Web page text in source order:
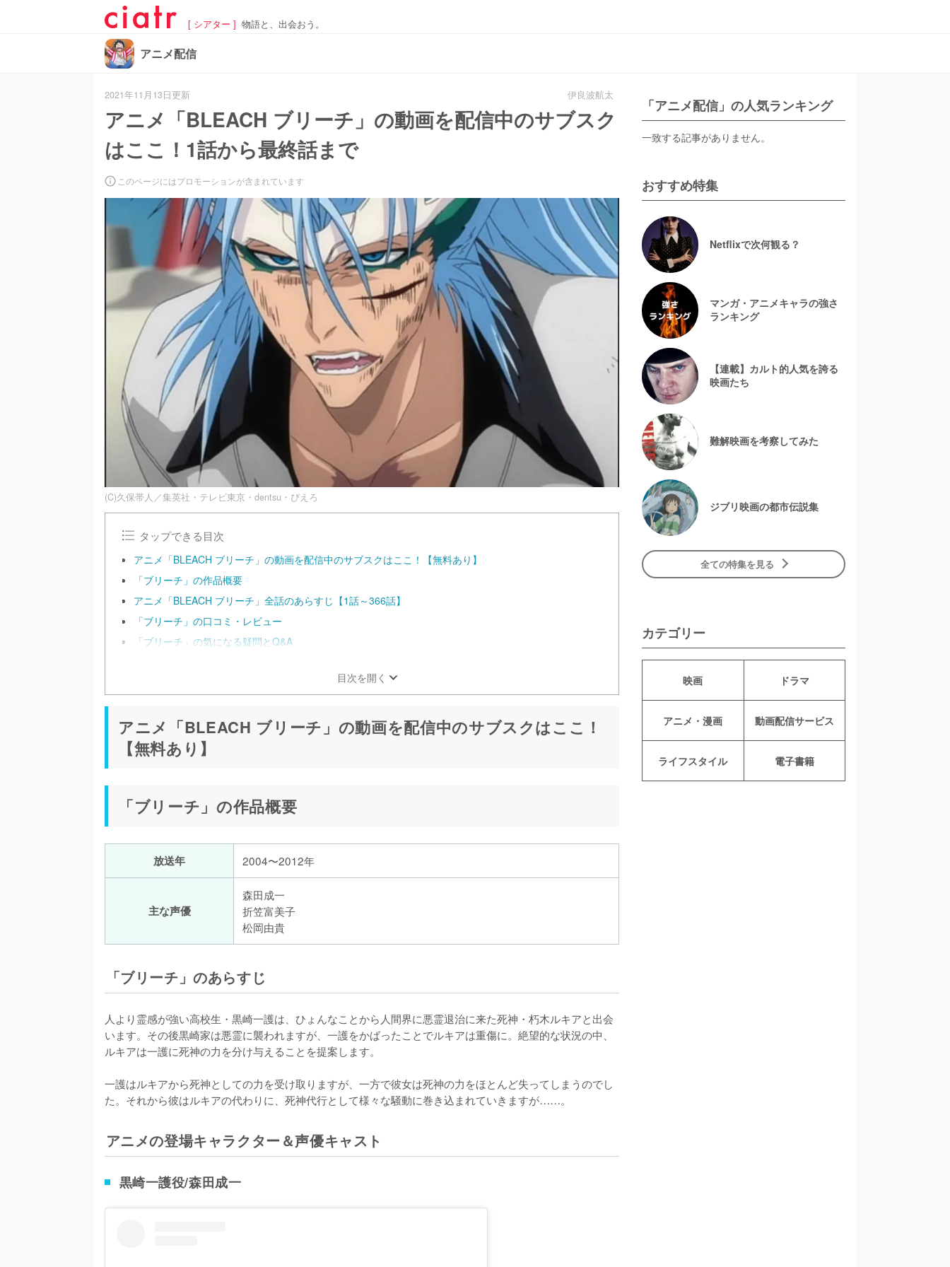
[ シアター ] 物語と、出会おう。
アニメ配信
2021年11月13日更新 伊良波航太
アニメ「BLEACH ブリーチ」の動画を配信中のサブスク
はここ！1話から最終話まで
このページにはプロモーションが含まれています
(C)久保帯人／集英社・テレビ東京・dentsu・ぴえろ
タップできる目次
アニメ「BLEACH ブリーチ」の動画を配信中のサブスクはここ！【無料あり】
「ブリーチ」の作品概要
アニメ「BLEACH ブリーチ」全話のあらすじ【1話～366話】
「ブリーチ」の口コミ・レビュー
「ブリーチ」の気になる疑問とQ&A
目次を開く
アニメ「BLEACH ブリーチ」の動画を配信中のサブスクはここ！
【無料あり】
「ブリーチ」の作品概要
放送年 2004〜2012年
主な声優
森田成一
折笠富美子
松岡由貴
「ブリーチ」のあらすじ
人より霊感が強い高校生・黒崎一護は、ひょんなことから人間界に悪霊退治に来た死神・朽木ルキアと出会
います。その後黒崎家は悪霊に襲われますが、一護をかばったことでルキアは重傷に。絶望的な状況の中、
ルキアは一護に死神の力を分け与えることを提案します。
一護はルキアから死神としての力を受け取りますが、一方で彼女は死神の力をほとんど失ってしまうのでし
た。それから彼はルキアの代わりに、死神代行として様々な騒動に巻き込まれていきますが……。
アニメの登場キャラクター＆声優キャスト
黒崎一護役/森田成一
「アニメ配信」の人気ランキング
一致する記事がありません。
おすすめ特集
Netflixで次何観る？
マンガ・アニメキャラの強さ
ランキング
【連載】カルト的人気を誇る
映画たち
難解映画を考察してみた
ジブリ映画の都市伝説集
全ての特集を見る
カテゴリー
映画 ドラマ
アニメ・漫画 動画配信サービス
ライフスタイル 電子書籍